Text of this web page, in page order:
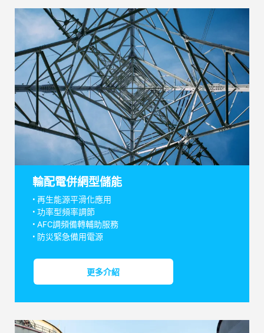
輸配電併網型儲能
• 再生能源平滑化應用
• 功率型頻率調節
• AFC調頻備轉輔助服務
• 防災緊急備用電源
更多介紹